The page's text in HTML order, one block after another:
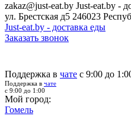
zakaz@just-eat.by Just-eat.by -
ул. Брестская д5 246023
Just-eat.by - доставка еды
Заказать звонок
Поддержка в чате с 9:00 до
Поддержка в чате
с 9:00 до 1:00
Мой город:
Гомель